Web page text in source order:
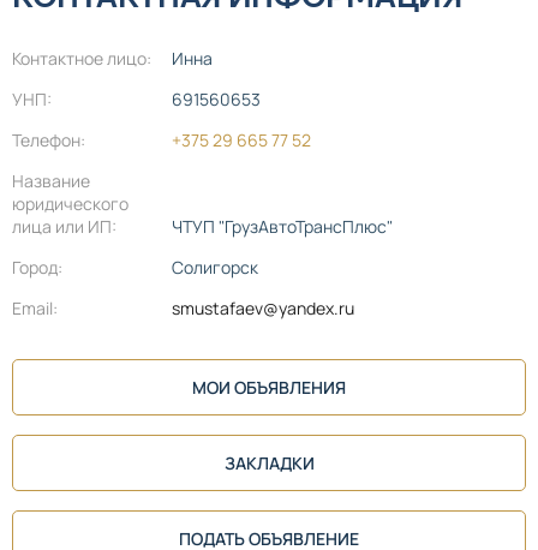
Контактное лицо:
Инна
УНП:
691560653
Телефон:
+375 29 665 77 52
Название
юридического
лица или ИП:
ЧТУП "ГрузАвтоТрансПлюс"
Город:
Солигорск
Email:
smustafaev@yandex.ru
МОИ ОБЪЯВЛЕНИЯ
ЗАКЛАДКИ
ПОДАТЬ ОБЪЯВЛЕНИЕ